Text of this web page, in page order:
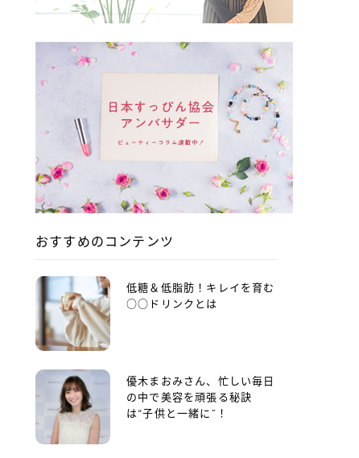
おすすめのコンテンツ
低糖＆低脂肪！キレイを育む
○○ドリンクとは
優木まおみさん、忙しい毎日
の中で美容を頑張る秘訣
は“子供と一緒に”！